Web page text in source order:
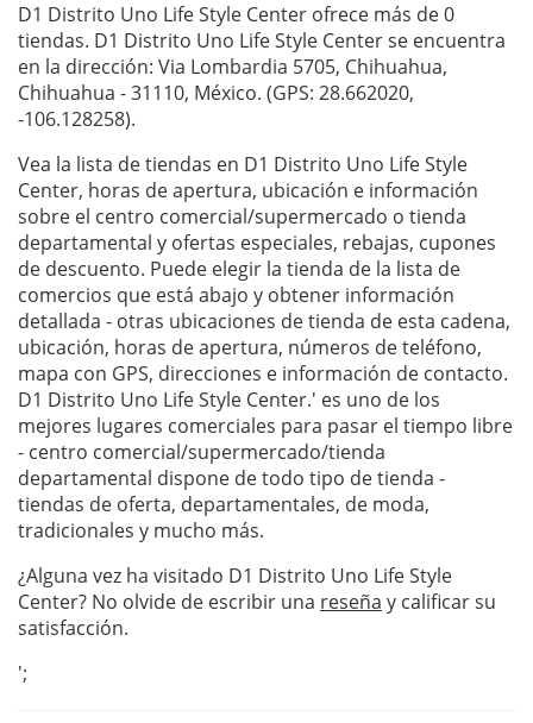
D1 Distrito Uno Life Style Center ofrece más de 0
tiendas. D1 Distrito Uno Life Style Center se encuentra
en la dirección: Via Lombardia 5705, Chihuahua,
Chihuahua - 31110, México. (GPS: 28.662020,
-106.128258).
Vea la lista de tiendas en D1 Distrito Uno Life Style
Center, horas de apertura, ubicación e información
sobre el centro comercial/supermercado o tienda
departamental y ofertas especiales, rebajas, cupones
de descuento. Puede elegir la tienda de la lista de
comercios que está abajo y obtener información
detallada - otras ubicaciones de tienda de esta cadena,
ubicación, horas de apertura, números de teléfono,
mapa con GPS, direcciones e información de contacto.
D1 Distrito Uno Life Style Center.' es uno de los
mejores lugares comerciales para pasar el tiempo libre
- centro comercial/supermercado/tienda
departamental dispone de todo tipo de tienda -
tiendas de oferta, departamentales, de moda,
tradicionales y mucho más.
¿Alguna vez ha visitado D1 Distrito Uno Life Style
Center? No olvide de escribir una reseña y calificar su
satisfacción.
';